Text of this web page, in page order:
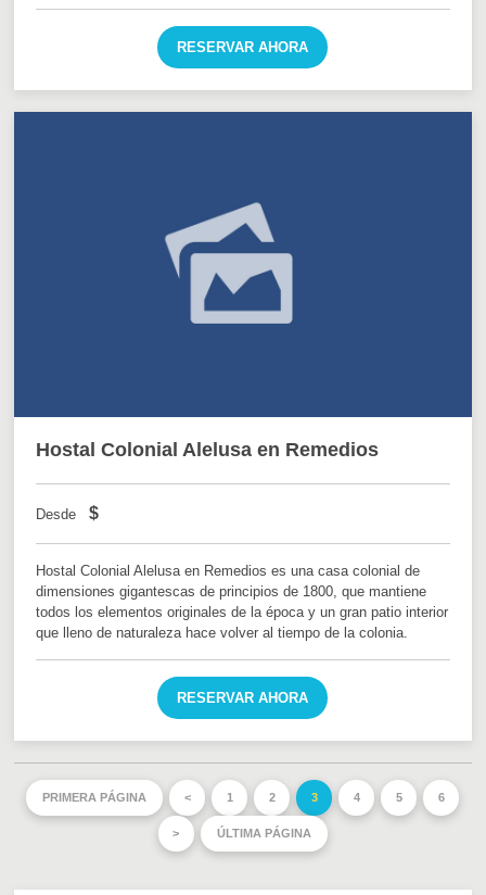
RESERVAR AHORA
Hostal Colonial Alelusa en Remedios
Desde $
Hostal Colonial Alelusa en Remedios es una casa colonial de
dimensiones gigantescas de principios de 1800, que mantiene
todos los elementos originales de la época y un gran patio interior
que lleno de naturaleza hace volver al tiempo de la colonia.
RESERVAR AHORA
PRIMERA PÁGINA < 1 2 3 4 5 6
> ÚLTIMA PÁGINA